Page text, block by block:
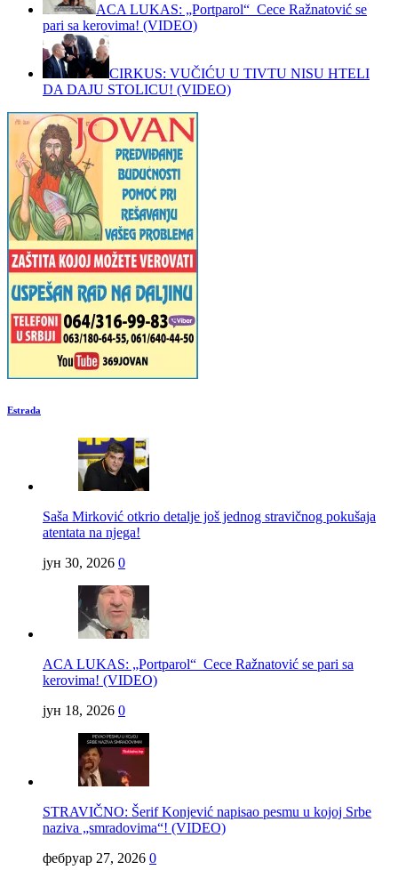
ACA LUKAS: „Portparol“ Cece Ražnatović se
pari sa kerovima! (VIDEO)
CIRKUS: VUČIĆU U TIVTU NISU HTELI
DA DAJU STOLICU! (VIDEO)
Estrada
Saša Mirković otkrio detalje još jednog stravičnog pokušaja
atentata na njega!
јун 30, 2026 0
ACA LUKAS: „Portparol“ Cece Ražnatović se pari sa
kerovima! (VIDEO)
јун 18, 2026 0
STRAVIČNO: Šerif Konjević napisao pesmu u kojoj Srbe
naziva „smradovima“! (VIDEO)
фебруар 27, 2026 0